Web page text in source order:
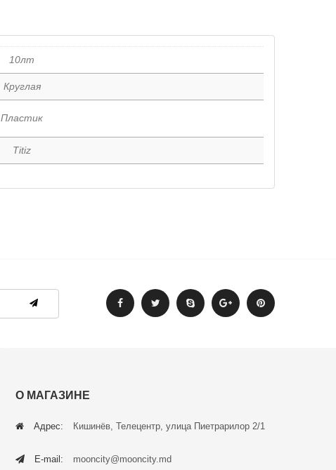
10лт
Круглая
Пластик
Titiz
О МАГАЗИНЕ
Адрес: Кишинёв, Телецентр, улица Пиетрарилор 2/1
E-mail: mooncity@mooncity.md